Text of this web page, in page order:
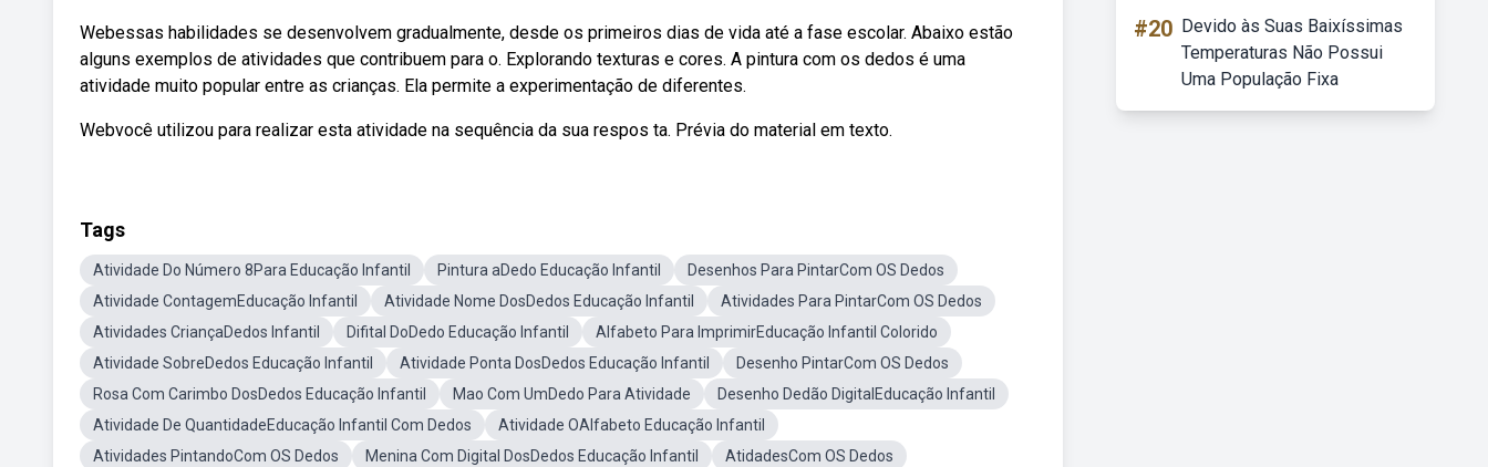
Webessas habilidades se desenvolvem gradualmente, desde os primeiros dias de vida até a fase escolar. Abaixo estão
alguns exemplos de atividades que contribuem para o. Explorando texturas e cores. A pintura com os dedos é uma
atividade muito popular entre as crianças. Ela permite a experimentação de diferentes.
Webvocê utilizou para realizar esta atividade na sequência da sua respos ta. Prévia do material em texto.
Tags
Atividade Do Número 8Para Educação Infantil Pintura aDedo Educação Infantil
Desenhos Para PintarCom OS Dedos
Atividade ContagemEducação Infantil
Atividade Nome DosDedos Educação Infantil
Atividades Para PintarCom OS Dedos
Atividades CriançaDedos Infantil
Difital DoDedo Educação Infantil
Alfabeto Para ImprimirEducação Infantil Colorido
Atividade SobreDedos Educação Infantil
Atividade Ponta DosDedos Educação Infantil
Desenho PintarCom OS Dedos
Rosa Com Carimbo DosDedos Educação Infantil
Mao Com UmDedo Para Atividade
Desenho Dedão DigitalEducação Infantil
Atividade De QuantidadeEducação Infantil Com Dedos
Atividade OAlfabeto Educação Infantil
Atividades PintandoCom OS Dedos
Menina Com Digital DosDedos Educação Infantil AtidadesCom OS Dedos
#20 Devido às Suas Baixíssimas
Temperaturas Não Possui
Uma População Fixa